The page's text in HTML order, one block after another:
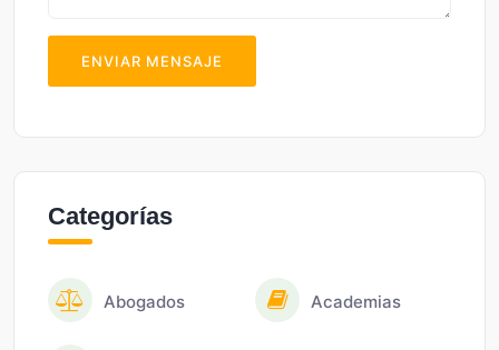
ENVIAR MENSAJE
Categorías
Abogados Academias